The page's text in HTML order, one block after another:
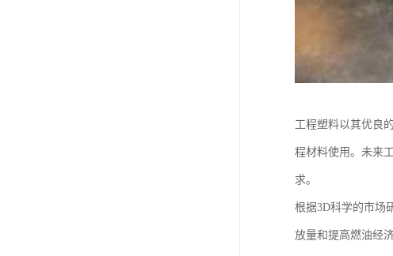
工程塑料以其优良
程材料使用。未来
求。
根据3D科学的市场
放量和提高燃油经